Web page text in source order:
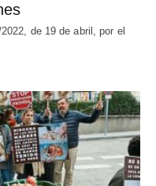
de 19 de abril, por el